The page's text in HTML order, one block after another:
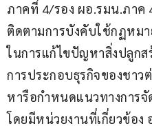
ภาคที่ 4/รอง ผอ.รมน.ภาค
ติดตามการบังคับใช้กฏหม
ในการแก้ไขปัญหาสิ่งปลูก
การประกอบธุรกิจของชาว
หารือกำหนดแนวทางการ
โดยมีหน่วยงานที่เกี่ยวข้อง